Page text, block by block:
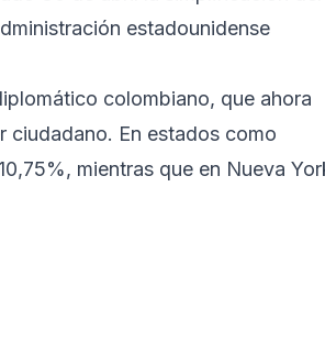
estadounidense
colombiano, que ahora
ciudadano. En estados como
mientras que en Nueva